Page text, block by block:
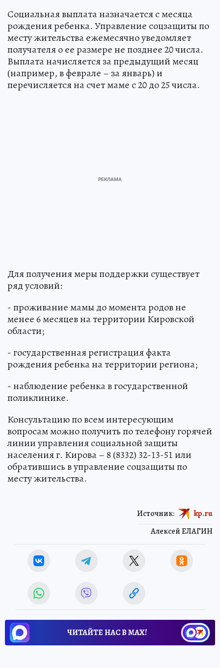
Социальная выплата назначается с месяца
рождения ребенка. Управление соцзащиты по
месту жительства ежемесячно уведомляет
получателя о ее размере не позднее 20 числа.
Выплата начисляется за предыдущий месяц
(например, в феврале – за январь) и
перечисляется на счет маме с 20 до 25 числа.
Для получения меры поддержки существует
ряд условий:
- проживание мамы до момента родов не
менее 6 месяцев на территории Кировской
области;
- государственная регистрация факта
рождения ребенка на территории региона;
- наблюдение ребенка в государственной
поликлинике.
Консультацию по всем интересующим
вопросам можно получить по телефону горячей
линии управления социальной защиты
населения г. Кирова – 8 (8332) 32-13-51 или
обратившись в управление соцзащиты по
месту жительства.
Алексей ЕЛАГИН
Источник: kp.ru
ЧИТАЙТЕ НАС В МАХ!